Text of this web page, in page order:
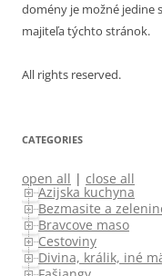
domény je možné jedine
majiteľa týchto stránok.
All rights reserved.
CATEGORIES
open all | close all
Azijska kuchyna
Bezmasite a
Bravcove maso
Cestoviny
Divina, králik, iné